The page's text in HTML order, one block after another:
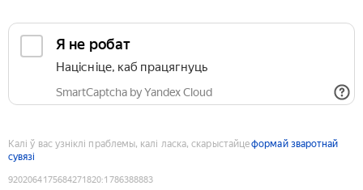
Я не робат
Націсніце, каб працягнуць
SmartCaptcha by Yandex Cloud
Калі ў вас узніклі праблемы, калі ласка, скарыстайцеформай зваротнай
сувязі
9202064175684271820:1786388883